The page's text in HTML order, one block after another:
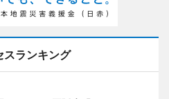
スランキング